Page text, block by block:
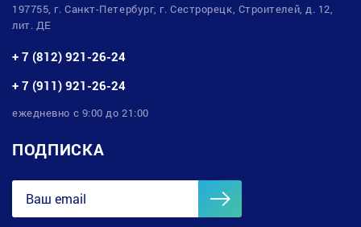
197755, г. Санкт-Петербург, г. Сестрорецк, Строителей, д. 12,
лит. ДЕ
+ 7 (812) 921-26-24
+ 7 (911) 921-26-24
ежедневно с 9:00 до 21:00
ПОДПИСКА